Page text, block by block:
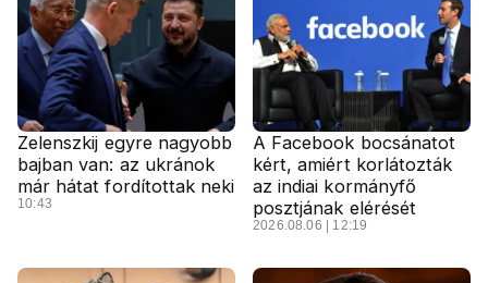
Zelenszkij egyre nagyobb
bajban van: az ukránok
már hátat fordítottak neki
10:43
A Facebook bocsánatot
kért, amiért korlátozták
az indiai kormányfő
posztjának elérését
2026.08.06 | 12:19